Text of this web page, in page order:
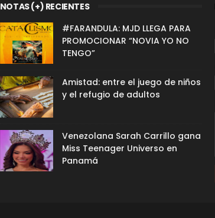
NOTAS (+) RECIENTES
#FARANDULA: MJD LLEGA PARA
PROMOCIONAR “NOVIA YO NO
TENGO”
Amistad: entre el juego de niños
y el refugio de adultos
Venezolana Sarah Carrillo gana
Miss Teenager Universo en
Panamá